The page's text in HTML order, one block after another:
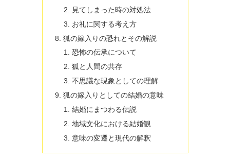
見てしまった時の対処法
お礼に関する考え方
狐の嫁入りの恐れとその解説
恐怖の伝承について
狐と人間の共存
不思議な現象としての理解
狐の嫁入りとしての結婚の意味
結婚にまつわる伝説
地域文化における結婚観
意味の変遷と現代の解釈